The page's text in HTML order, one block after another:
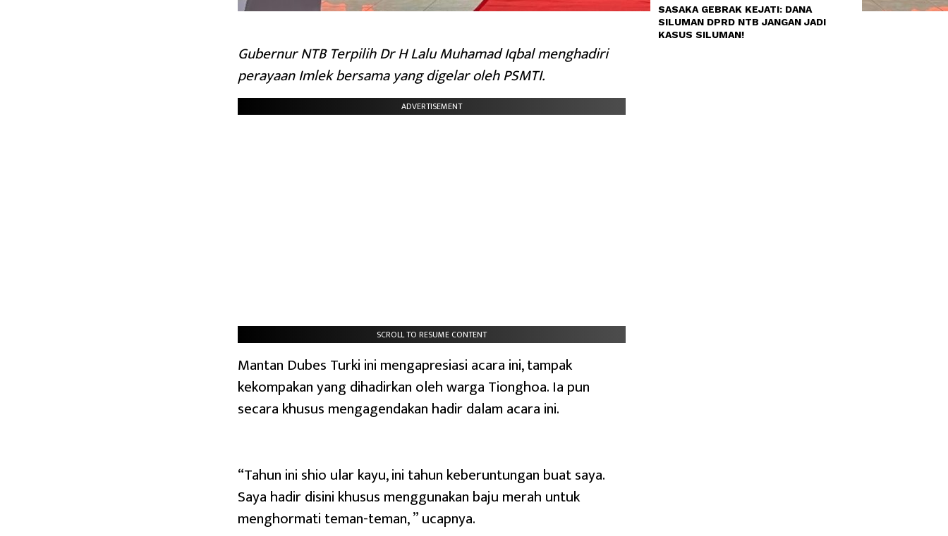
Gubernur NTB Terpilih Dr H Lalu Muhamad Iqbal menghadiri
perayaan Imlek bersama yang digelar oleh PSMTI.
ADVERTISEMENT
SCROLL TO RESUME CONTENT
Mantan Dubes Turki ini mengapresiasi acara ini, tampak
kekompakan yang dihadirkan oleh warga Tionghoa. Ia pun
secara khusus mengagendakan hadir dalam acara ini.
“Tahun ini shio ular kayu, ini tahun keberuntungan buat saya.
Saya hadir disini khusus menggunakan baju merah untuk
menghormati teman-teman, ” ucapnya.
SASAKA GEBRAK KEJATI: DANA
SILUMAN DPRD NTB JANGAN JADI
KASUS SILUMAN!